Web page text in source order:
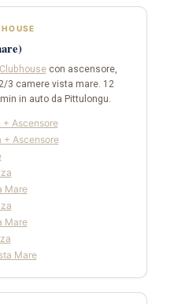
con ascensore,
3 camere vista mare. 12
in auto da Pittulongu.
+ Ascensore
+ Ascensore
Mare
Mare
Mare